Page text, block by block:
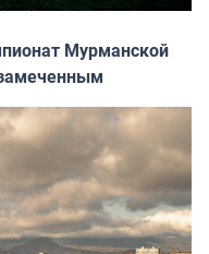
Мурманской